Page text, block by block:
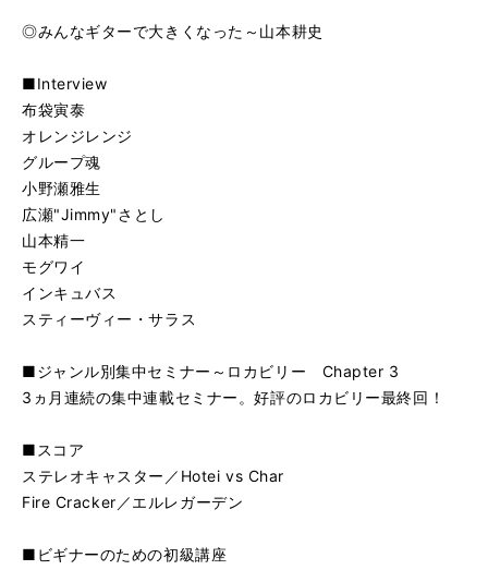
◎みんなギターで大きくなった～山本耕史
■Interview
布袋寅泰
オレンジレンジ
グループ魂
小野瀬雅生
広瀬"Jimmy"さとし
山本精一
モグワイ
インキュバス
スティーヴィー・サラス
■ジャンル別集中セミナー～ロカビリー Chapter 3
3ヵ月連続の集中連載セミナー。好評のロカビリー最終回！
■スコア
ステレオキャスター／Hotei vs Char
Fire Cracker／エルレガーデン
■ビギナーのための初級講座